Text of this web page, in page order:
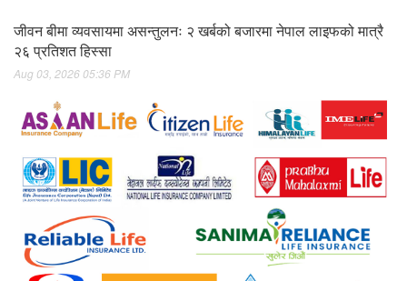
जीवन बीमा व्यवसायमा असन्तुलनः २ खर्बको बजारमा नेपाल लाइफको मात्रै
२६ प्रतिशत हिस्सा
Aug 03, 2026 05:36 PM